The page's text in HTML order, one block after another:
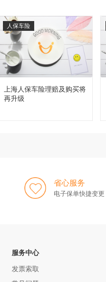
上海人保车险理赔及购买将
再升级
人保车险
省心服务
电子保单快捷变更
服务中心
发票索取